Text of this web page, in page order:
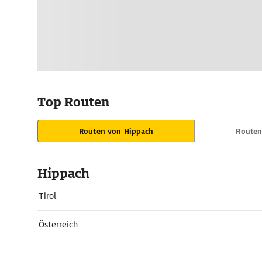
Top Routen
Routen von Hippach
Hippach
Tirol
Österreich